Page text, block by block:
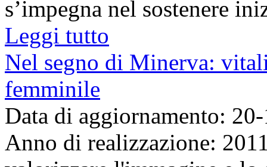
s’impegna nel sostenere
Leggi tutto
Nel segno di Minerva:
femminile
Data di aggiornamento:
Anno di realizzazione: